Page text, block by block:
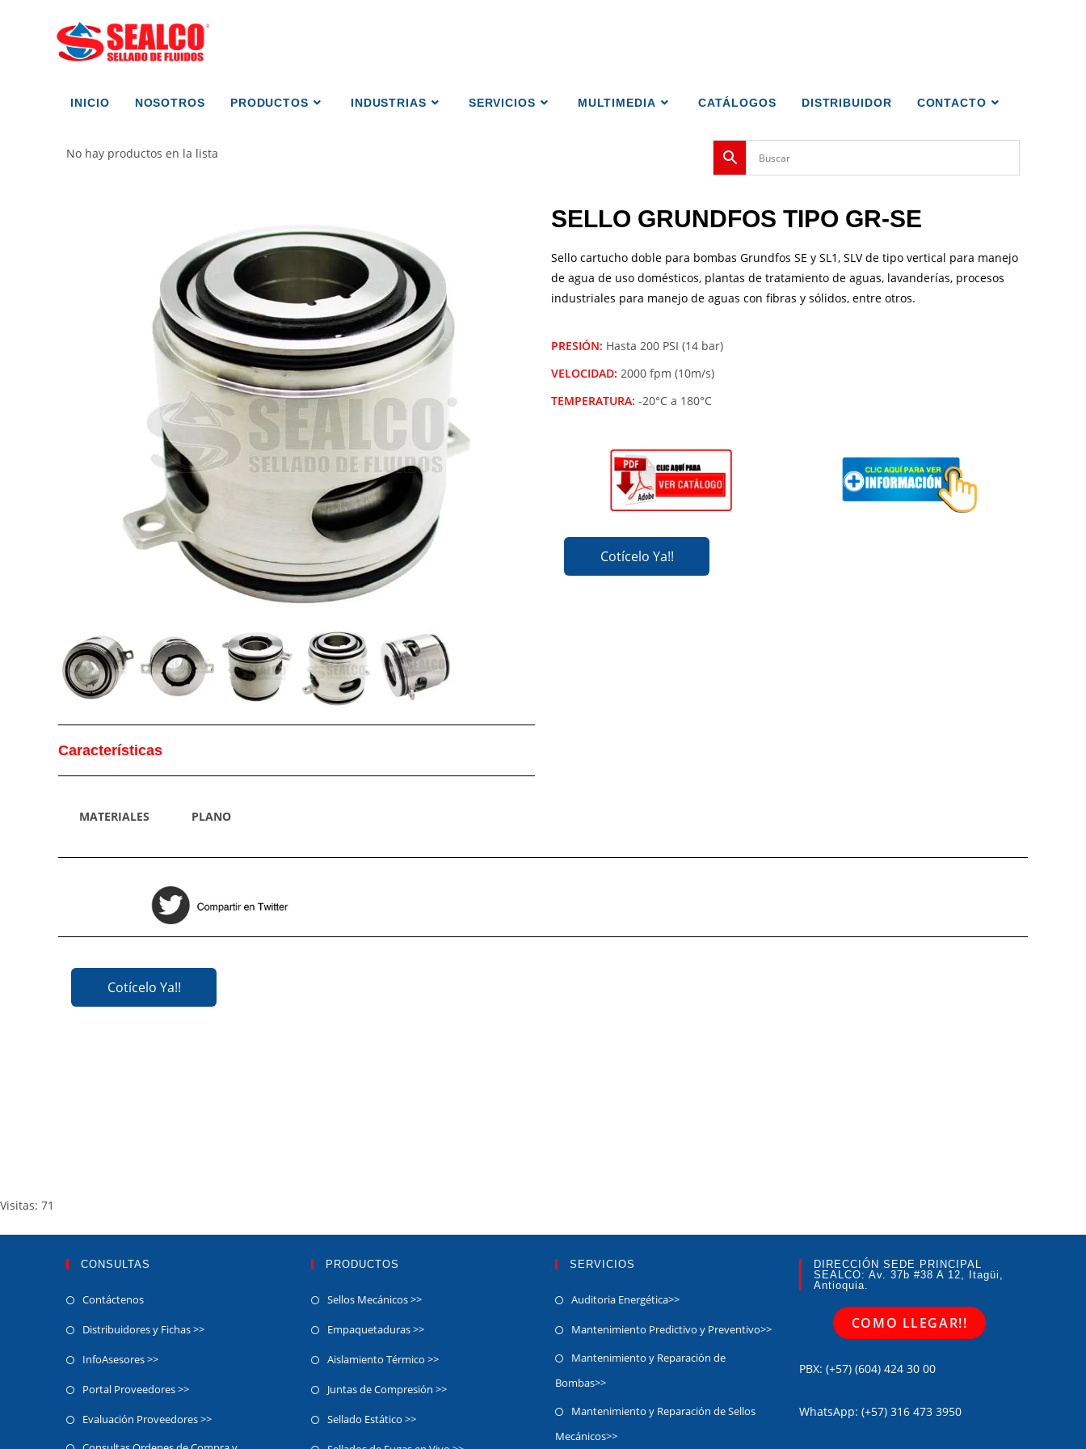
INICIO NOSOTROS PRODUCTOS INDUSTRIAS SERVICIOS MULTIMEDIA CATÁLOGOS DISTRIBUIDOR CONTACTO
No hay productos en la lista
SELLO GRUNDFOS TIPO GR-SE
Sello cartucho doble para bombas Grundfos SE y SL1, SLV de tipo vertical para manejo
de agua de uso domésticos, plantas de tratamiento de aguas, lavanderías, procesos
industriales para manejo de aguas con fibras y sólidos, entre otros.
PRESIÓN: Hasta 200 PSI (14 bar)
VELOCIDAD: 2000 fpm (10m/s)
TEMPERATURA: -20°C a 180°C
Cotícelo Ya!!
Cotícelo Ya!!
Características
MATERIALES PLANO
Cotícelo Ya!!
Cotícelo Ya!!
Visitas: 71
CONSULTAS
Contáctenos
Distribuidores y Fichas >>
InfoAsesores >>
Portal Proveedores >>
Evaluación Proveedores >>
PRODUCTOS
Sellos Mecánicos >>
Empaquetaduras >>
Aislamiento Térmico >>
Juntas de Compresión >>
Sellado Estático >>
SERVICIOS
Auditoria Energética>>
Mantenimiento Predictivo y Preventivo>>
Mantenimiento y Reparación de
Bombas>>
Mantenimiento y Reparación de Sellos
Mecánicos>>
DIRECCIÓN SEDE PRINCIPAL
SEALCO: Av. 37b #38 A 12, Itagüi,
Antioquia.
COMO LLEGAR!!
PBX: (+57) (604) 424 30 00
WhatsApp: (+57) 316 473 3950